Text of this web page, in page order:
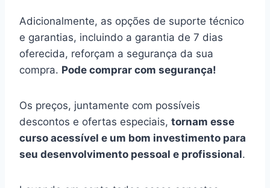
Adicionalmente, as opções de suporte técnico
e garantias, incluindo a garantia de 7 dias
oferecida, reforçam a segurança da sua
compra. Pode comprar com segurança!
Os preços, juntamente com possíveis
descontos e ofertas especiais, tornam esse
curso acessível e um bom investimento para
seu desenvolvimento pessoal e profissional.